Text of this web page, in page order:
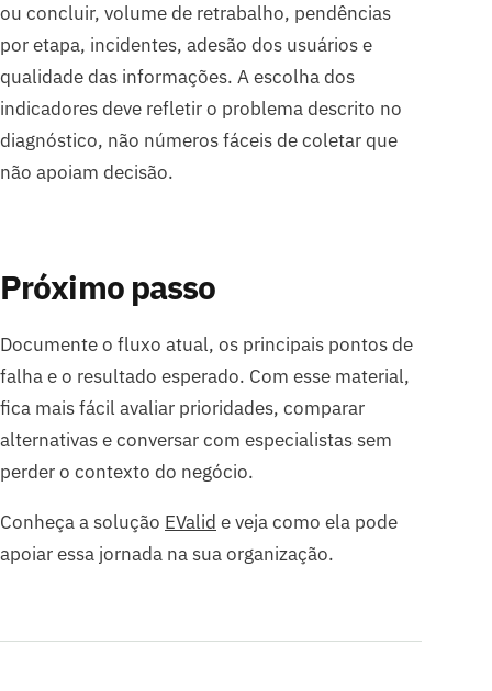
ou concluir, volume de retrabalho, pendências
por etapa, incidentes, adesão dos usuários e
qualidade das informações. A escolha dos
indicadores deve refletir o problema descrito no
diagnóstico, não números fáceis de coletar que
não apoiam decisão.
Próximo passo
Documente o fluxo atual, os principais pontos de
falha e o resultado esperado. Com esse material,
fica mais fácil avaliar prioridades, comparar
alternativas e conversar com especialistas sem
perder o contexto do negócio.
Conheça a solução EValid e veja como ela pode
apoiar essa jornada na sua organização.